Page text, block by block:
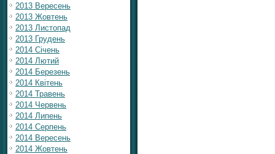
2013 Вересень
2013 Жовтень
2013 Листопад
2013 Грудень
2014 Січень
2014 Лютий
2014 Березень
2014 Квітень
2014 Травень
2014 Червень
2014 Липень
2014 Серпень
2014 Вересень
2014 Жовтень